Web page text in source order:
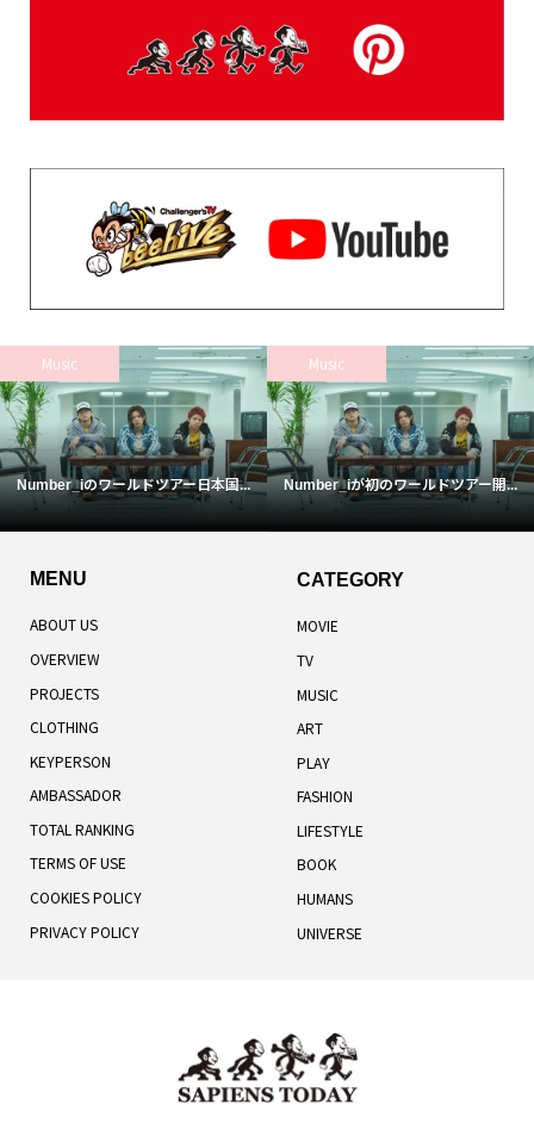
Music
Number_iのワールドツアー日本国...
Music
Number_iが初のワールドツアー開...
MENU
ABOUT US
OVERVIEW
PROJECTS
CLOTHING
KEYPERSON
AMBASSADOR
TOTAL RANKING
TERMS OF USE
COOKIES POLICY
PRIVACY POLICY
CATEGORY
MOVIE
TV
MUSIC
ART
PLAY
FASHION
LIFESTYLE
BOOK
HUMANS
UNIVERSE